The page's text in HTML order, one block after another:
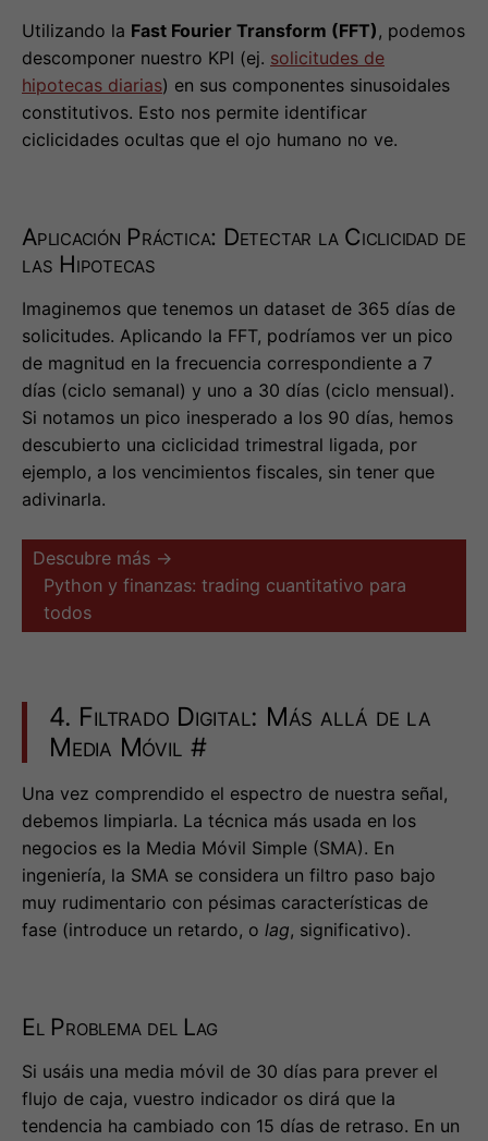
ciclicidades ocultas que el ojo humano no ve.
Aplicación Práctica: Detectar la Ciclicidad de
las Hipotecas
solicitudes. Aplicando la FFT, podríamos ver un pico
de magnitud en la frecuencia correspondiente a 7
días (ciclo semanal) y uno a 30 días (ciclo mensual).
Si notamos un pico inesperado a los 90 días, hemos
descubierto una ciclicidad trimestral ligada, por
ejemplo, a los vencimientos fiscales, sin tener que
adivinarla.
Descubre más →
Python y finanzas: trading cuantitativo para
todos
4. Filtrado Digital: Más allá de la
Media Móvil #
debemos limpiarla. La técnica más usada en los
negocios es la Media Móvil Simple (SMA). En
ingeniería, la SMA se considera un filtro paso bajo
muy rudimentario con pésimas características de
fase (introduce un retardo, olag, significativo).
El Problema del Lag
tendencia ha cambiado con 15 días de retraso. En un
mercado volátil como el Fintech, este retraso es
inaceptable.